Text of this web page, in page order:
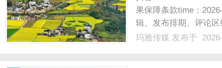
果保障条款time：
辑、发布排期、评论
归品牌方，代运营方
玛雅传媒 发布于